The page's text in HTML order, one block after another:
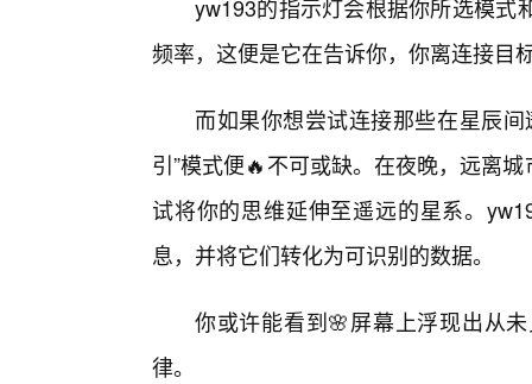
yw193的指示灯会根据你所选模式
频率，这便是它在告诉你，你离连接目
而如果你想尝试连接那些在星辰
引”模式便🔥不可或缺。在夜晚，远离
试将你的思维延伸至遥远的星系。
息，并将它们转化为可识别的数据。
你或许能看到🌸屏幕上浮现出从
律。